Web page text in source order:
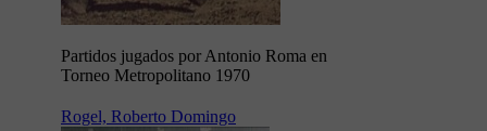
Partidos jugados por Antonio Roma en
Torneo Metropolitano 1970
Rogel, Roberto Domingo